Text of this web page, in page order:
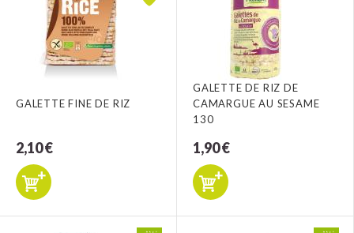
GALETTE FINE DE RIZ
2,10 €
GALETTE DE RIZ DE
CAMARGUE AU SESAME
130
1,90 €